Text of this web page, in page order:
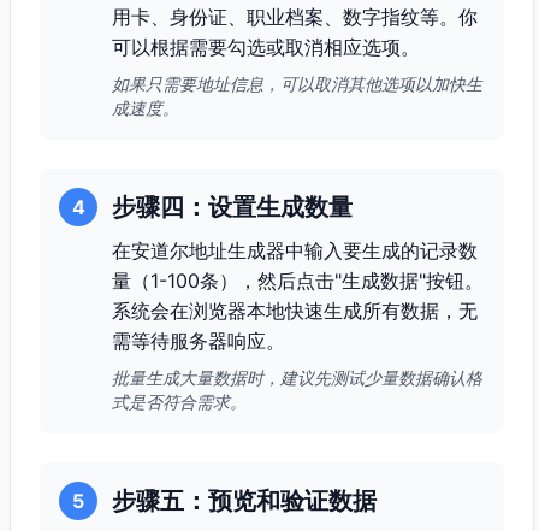
用卡、身份证、职业档案、数字指纹等。你
可以根据需要勾选或取消相应选项。
如果只需要地址信息，可以取消其他选项以加快生
成速度。
4 步骤四：设置生成数量
在安道尔地址生成器中输入要生成的记录数
量（1-100条），然后点击"生成数据"按钮。
系统会在浏览器本地快速生成所有数据，无
需等待服务器响应。
批量生成大量数据时，建议先测试少量数据确认格
式是否符合需求。
5 步骤五：预览和验证数据